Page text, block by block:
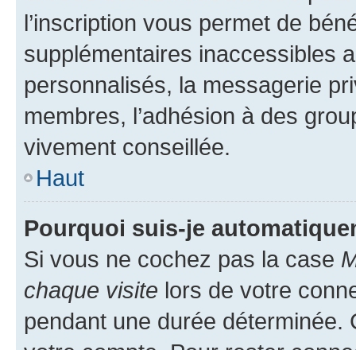
l’inscription vous permet de
supplémentaires inaccessibles
personnalisés, la messagerie
membres, l’adhésion à des
vivement conseillée.
Haut
Pourquoi suis-je
Si vous ne cochez pas la case
chaque visite lors de votre
pendant une durée déterminée.